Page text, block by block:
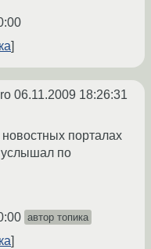
06.11.2009 18:26:31
порталах
услышал по
автор топика